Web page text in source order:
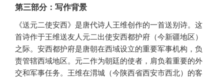
第三部分：写作背景
《送元二使安西》是唐代诗人王维创作的一首送别诗。这
首诗作于王维送友人元二出使安西都护府（今新疆地区）
之际。安西都护府是唐朝在西域设立的重要军事机构，负
责管辖西域地区。元二作为朝廷的使者，肩负着重要的外
交和军事任务。王维在渭城（今陕西省西安市西北）的客